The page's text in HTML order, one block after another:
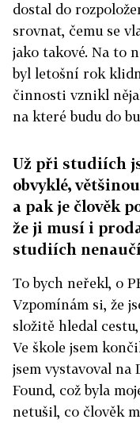
dostal do
srovnat, čemu se
jako takové. Na to
byl letošní rok
činnosti vznikl
na které budu do
Už při studiích
obvyklé,
a pak je člověk
že ji musí i
studiích
To bych neřekl, o
Vzpomínám si, že
složitě hledal
Ve škole jsem
jsem vystavoval
Found, což byla
netušil, co člověk